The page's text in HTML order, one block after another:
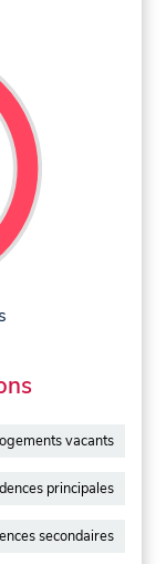
vacants
principales
secondaires